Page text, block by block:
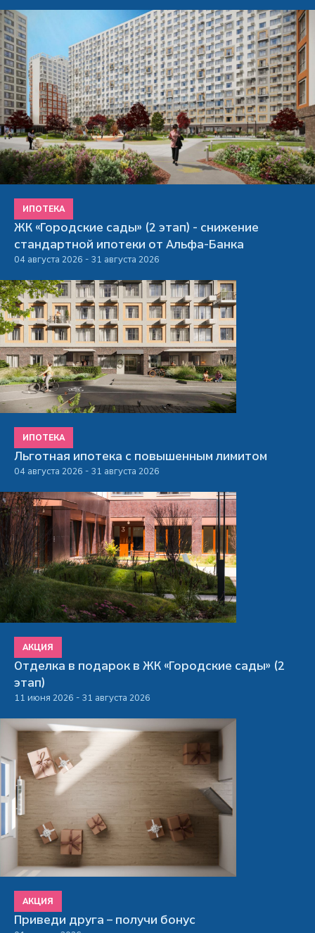
ИПОТЕКА
ЖК «Городские сады» (2 этап) - снижение
стандартной ипотеки от Альфа-Банка
04 августа 2026 - 31 августа 2026
ИПОТЕКА
Льготная ипотека с повышенным лимитом
04 августа 2026 - 31 августа 2026
АКЦИЯ
Отделка в подарок в ЖК «Городские сады» (2
этап)
11 июня 2026 - 31 августа 2026
АКЦИЯ
Приведи друга – получи бонус